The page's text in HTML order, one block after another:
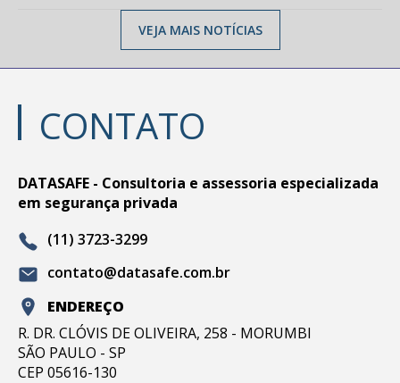
VEJA MAIS NOTÍCIAS
CONTATO
DATASAFE - Consultoria e assessoria especializada
em segurança privada
(11) 3723-3299
contato@datasafe.com.br
ENDEREÇO
R. DR. CLÓVIS DE OLIVEIRA, 258 - MORUMBI
SÃO PAULO - SP
CEP 05616-130